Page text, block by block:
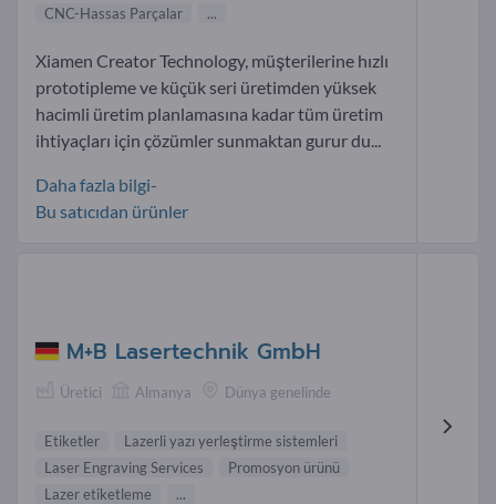
CNC-Hassas Parçalar ...
Xiamen Creator Technology, müşterilerine hızlı
prototipleme ve küçük seri üretimden yüksek
hacimli üretim planlamasına kadar tüm üretim
ihtiyaçları için çözümler sunmaktan gurur du...
Daha fazla bilgi-
Bu satıcıdan ürünler
M+B Lasertechnik GmbH
Üretici Almanya Dünya genelinde
Etiketler
Lazerli yazı yerleştirme sistemleri
Laser Engraving Services
Promosyon ürünü
Lazer etiketleme
...